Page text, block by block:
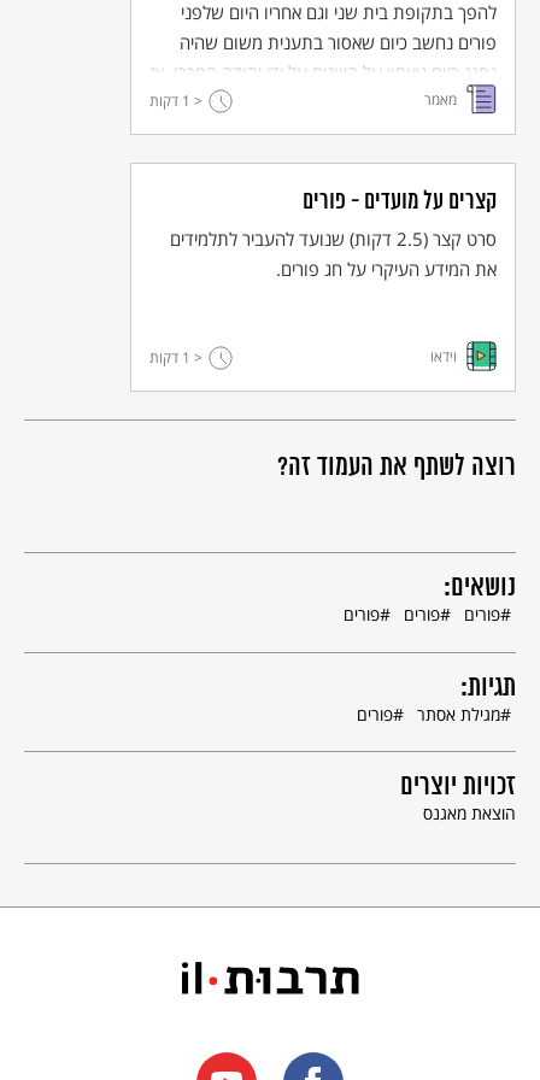
רוצה לשתף את העמוד זה?
להפך בתקופת בית שני וגם אחריו היום שלפני
פורים נחשב כיום שאסור בתענית משום שהיה
נחגג כיום ניצחון על היוונים על ידי יהודה המכבי, אז
איך קרה שדווקא היום יש יום צום ותענית?
מאמר < 1 דקות
קצרים על מועדים - פורים
סרט קצר (2.5 דקות) שנועד להעביר לתלמידים
את המידע העיקרי על חג פורים.
וידאו < 1 דקות
נושאים:
פורים פורים פורים
תגיות:
מגילת אסתר פורים
זכויות יוצרים
הוצאת מאגנס